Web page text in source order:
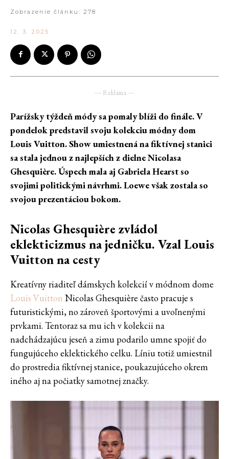
Zobrazenie článku: 278
12. 3. 2025
― Reklama ―
Parížsky týždeň módy sa pomaly blíži do finále. V
pondelok predstavil svoju kolekciu módny dom
Louis Vuitton. Show umiestnená na fiktívnej stanici
sa stala jednou z najlepších z dielne Nicolasa
Ghesquière. Úspech mala aj Gabriela Hearst so
svojimi politickými návrhmi. Loewe však zostala so
svojou prezentáciou bokom.
Nicolas Ghesquière zvládol
eklekticizmus na jedničku. Vzal Louis
Vuitton na cesty
Kreatívny riaditeľ dámskych kolekcií v módnom dome
Louis Vuitton Nicolas Ghesquière často pracuje s
futuristickými, no zároveň športovými a uvoľnenými
prvkami. Tentoraz sa mu ich v kolekcii na
nadchádzajúcu jeseň a zimu podarilo umne spojiť do
fungujúceho eklektického celku. Líniu totiž umiestnil
do prostredia fiktívnej stanice, poukazujúceho okrem
iného aj na počiatky samotnej značky.